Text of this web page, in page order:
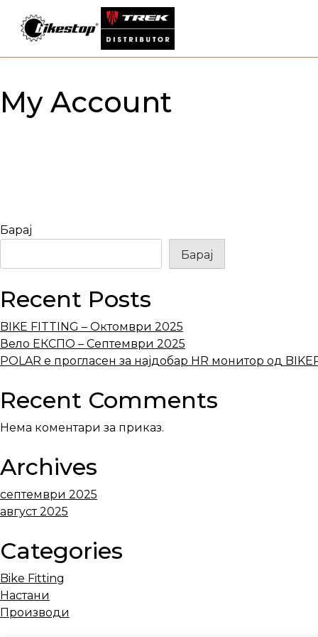
content
My Account
Барај
Барај
Recent Posts
BIKE FITTING – Октомври 2025
Вело ЕКСПО – Септември 2025
POLAR е прогласен за најдобар HR монитор од
Recent Comments
Нема коментари за приказ.
Archives
септември 2025
август 2025
Categories
Bike Fitting
Настани
Производи